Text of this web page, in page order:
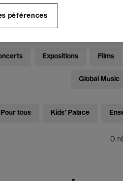
Samedi 11 -
Expositions Films
Global Music
Pour tous Kids’ Palace
0
péférences